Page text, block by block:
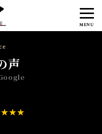
MENU
ローカル
声